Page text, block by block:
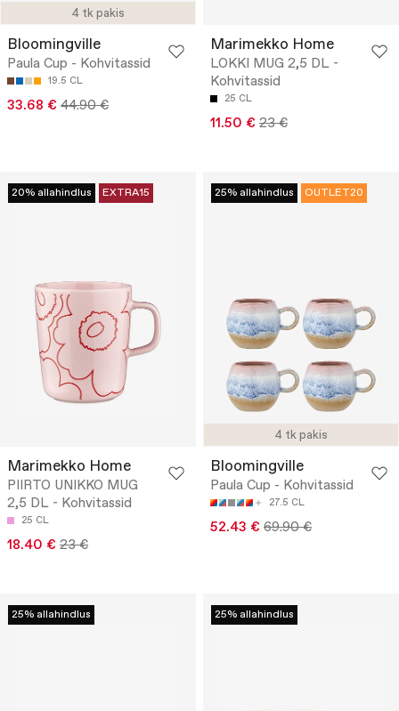
4 tk pakis
Bloomingville
Paula Cup - Kohvitassid
19.5 CL
33.68 € 44.90 €
Marimekko Home
LOKKI MUG 2,5 DL -
Kohvitassid
25 CL
11.50 € 23 €
20% allahindlus EXTRA15
Marimekko Home
PIIRTO UNIKKO MUG
2,5 DL - Kohvitassid
25 CL
18.40 € 23 €
4 tk pakis
25% allahindlus OUTLET20
Bloomingville
Paula Cup - Kohvitassid
27.5 CL
52.43 € 69.90 €
25% allahindlus 25% allahindlus